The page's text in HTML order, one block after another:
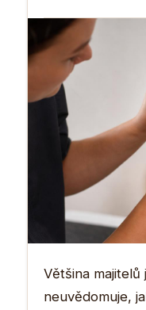
Většina
neuvědomuje,